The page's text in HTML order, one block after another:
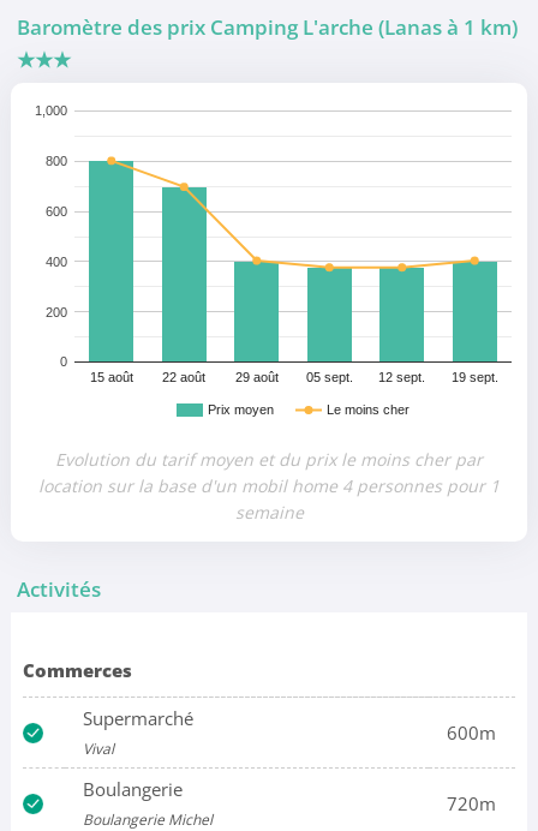
Baromètre des prix Camping L'arche (Lanas à 1 km)
★★★
Prix moyen Le moins cher
15 août 22 août 29 août 05 sept. 12 sept. 19 sept.
0
200
400
600
800
1,000
Evolution du tarif moyen et du prix le moins cher par
location sur la base d'un mobil home 4 personnes pour 1
semaine
Activités
Commerces
Supermarché
Vival
600m
Boulangerie
Boulangerie Michel
720m